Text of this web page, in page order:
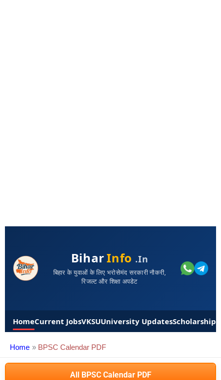
BiharInfo .in
बिहार के युवाओं के लिए भरोसेमंद सरकारी नौकरी,
रिजल्ट और शिक्षा अपडेट
HomeCurrent JobsVKSUUniversity UpdatesScholarships
Home BPSC Calendar PDF
All BPSC Calendar PDF